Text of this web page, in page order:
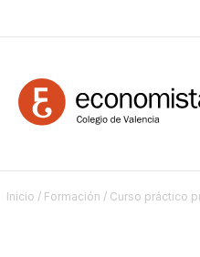
Inicio / Formación / Curso práctico